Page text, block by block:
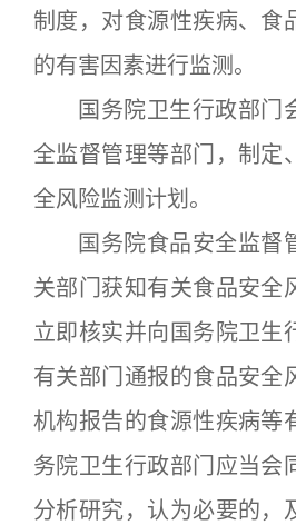
制度，对食源性疾病、食
的有害因素进行监测。
国务院卫生行政部门
全监督管理等部门，制定
全风险监测计划。
国务院食品安全监督
关部门获知有关食品安全
立即核实并向国务院卫生
有关部门通报的食品安全
机构报告的食源性疾病等
务院卫生行政部门应当会
分析研究，认为必要的，